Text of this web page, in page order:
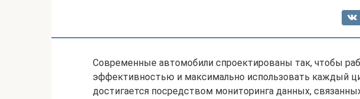
Современные автомобили спроектированы так, чтобы
эффективностью и максимально использовать каждый
достигается посредством мониторинга данных,